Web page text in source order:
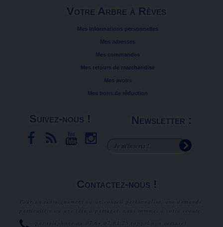
Votre Arbre à Rêves
Mes informations personnelles
Mes adresses
Mes commandes
Mes retours de marchandise
Mes avoirs
Mes bons de réduction
Suivez-nous ! Newsletter :
Contactez-nous !
Pour un renseignement ou un conseil personnalisé, une demande
particulière ou une idée à partager, nous sommes à votre écoute.
par téléphone au
07.64.07.81.25 (appel non surtaxé).